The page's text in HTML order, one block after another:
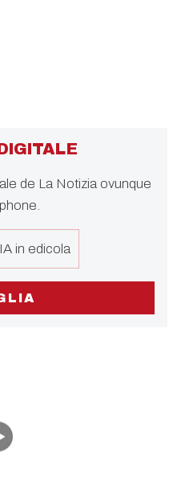
de La Notizia ovunque